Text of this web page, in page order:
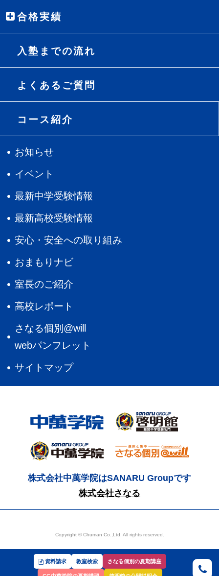
資料請求 教室検索 さなる個別の夏期講座
合格実績
入塾までの流れ
よくあるご質問
コース紹介
お知らせ
イベント
最新中学受験情報
最新高校受験情報
安心・安全への取り組み
おまもりナビ
室長のご紹介
高校レポート
さなる個別@will
webパンフレット
サイトマップ
株式会社中萬学院はSANARU Groupです
株式会社さなる
Copyright © Chuman Co.,Ltd. All rights reserved.